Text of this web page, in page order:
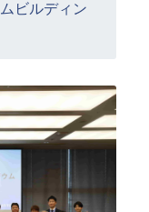
ビルディン